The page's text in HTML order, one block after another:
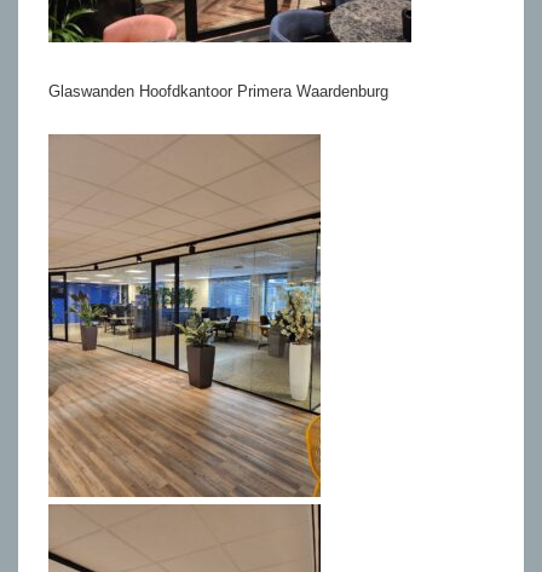
Glaswanden Hoofdkantoor Primera Waardenburg